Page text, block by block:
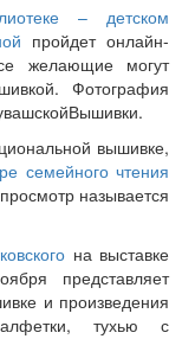
– детском
пройдет онлайн-
желающие могут
Фотография
вышивке,
семейного чтения
называется
на выставке
представляет
и произведения
тухью с